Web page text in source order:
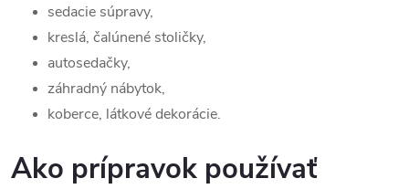
sedacie súpravy,
kreslá, čalúnené stoličky,
autosedačky,
záhradný nábytok,
koberce, látkové dekorácie.
Ako prípravok používať